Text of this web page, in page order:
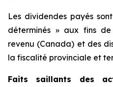
Les dividendes payés
déterminés » aux fins
revenu (Canada) et des
la fiscalité provinciale et
Faits saillants des